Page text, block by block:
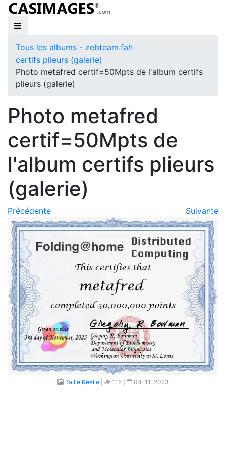
Tous les albums - zebteam.fah
certifs plieurs (galerie)
Photo metafred certif=50Mpts de l'album certifs
plieurs (galerie)
Photo metafred
certif=50Mpts de
l'album certifs plieurs
(galerie)
Précédente Suivante
Taille Réelle 115 | 04-11-2023